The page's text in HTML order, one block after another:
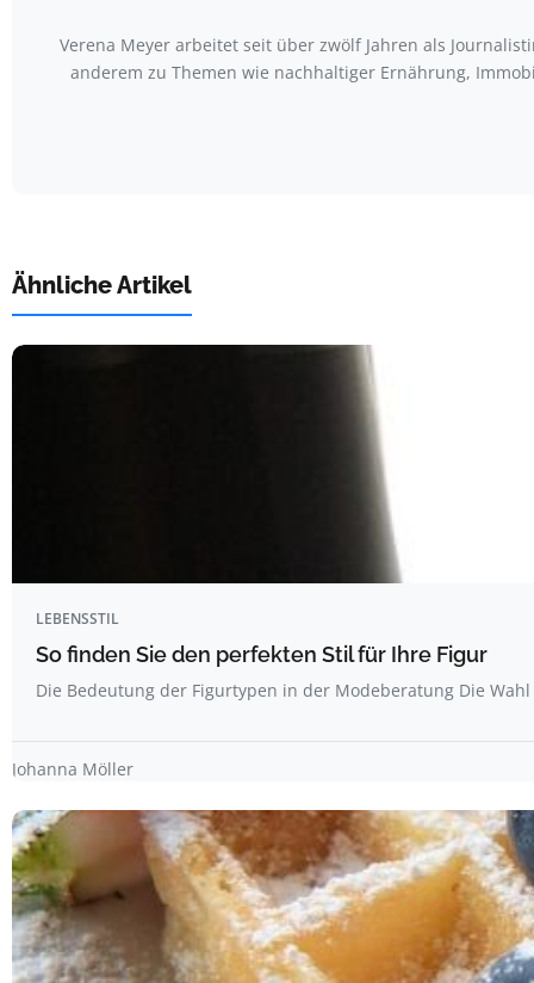
Verena Meyer arbeitet seit über zwölf Jahren als
anderem zu Themen wie nachhaltiger Ernährung,
Ähnliche Artikel
LEBENSSTIL
So finden Sie den perfekten Stil für Ihre Figur
Die Bedeutung der Figurtypen in der Modeberatung Die
Johanna Möller